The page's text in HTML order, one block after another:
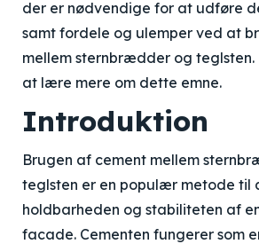
der er nødvendige for at udføre
samt fordele og ulemper ved at
mellem sternbrædder og
at lære mere om dette emne.
Introduktion
Brugen af cement mellem
teglsten er en populær metode til
holdbarheden og stabiliteten af
facade. Cementen fungerer som